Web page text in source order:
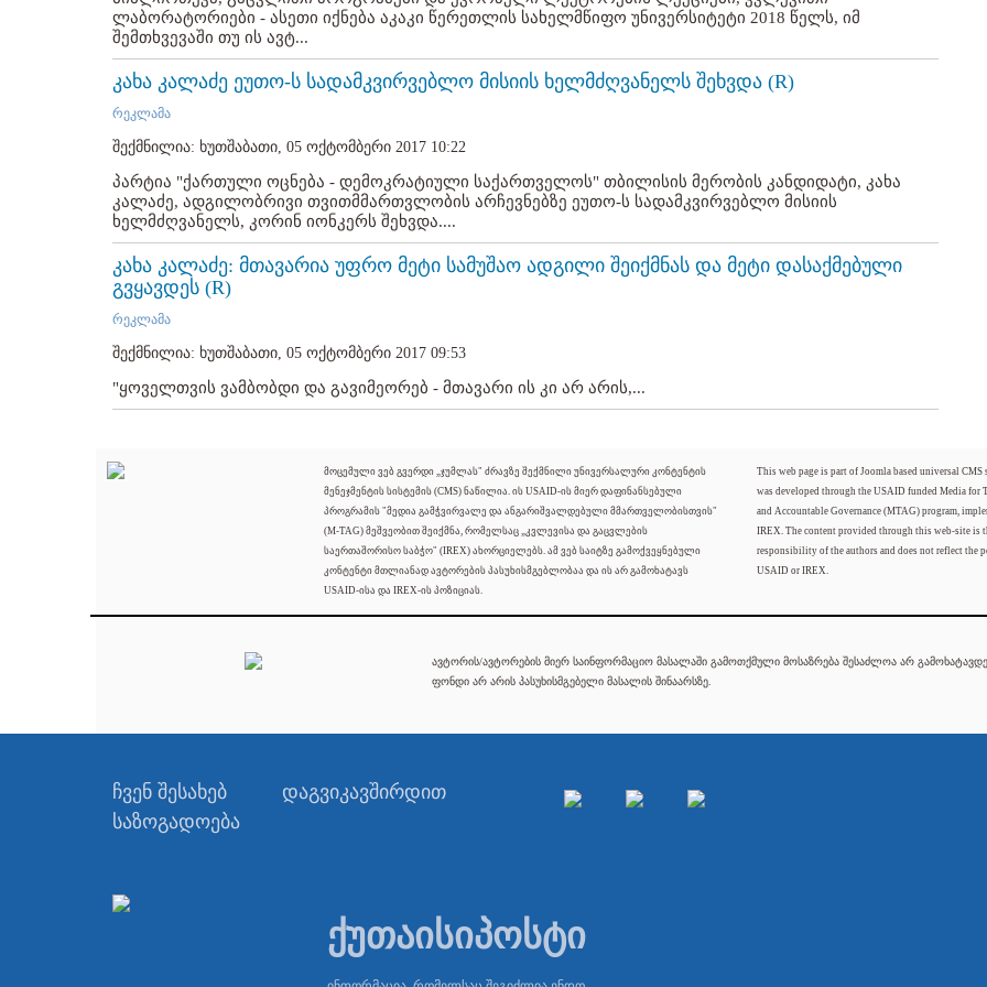
ლაბორატორიები - ასეთი იქნება აკაკი წერეთლის სახელმწიფო უნივერსიტეტი 2018 წელს, იმ
შემთხვევაში თუ ის ავტ...
კახა კალაძე ეუთო-ს სადამკვირვებლო მისიის ხელმძღვანელს შეხვდა (R)
რეკლამა
შექმნილია: ხუთშაბათი, 05 ოქტომბერი 2017 10:22
პარტია "ქართული ოცნება - დემოკრატიული საქართველოს" თბილისის მერობის კანდიდატი, კახა
კალაძე, ადგილობრივი თვითმმართვლობის არჩევნებზე ეუთო-ს სადამკვირვებლო მისიის
ხელმძღვანელს, კორინ იონკერს შეხვდა....
კახა კალაძე: მთავარია უფრო მეტი სამუშაო ადგილი შეიქმნას და მეტი დასაქმებული
გვყავდეს (R)
რეკლამა
შექმნილია: ხუთშაბათი, 05 ოქტომბერი 2017 09:53
"ყოველთვის ვამბობდი და გავიმეორებ - მთავარი ის კი არ არის,...
მოცემული ვებ გვერდი „ჯუმლას" ძრავზე შექმნილი უნივერსალური კონტენტის
მენეჯმენტის სისტემის (CMS) ნაწილია. ის USAID-ის მიერ დაფინანსებული
პროგრამის "მედია გამჭვირვალე და ანგარიშვალდებული მმართველობისთვის"
(M-TAG) მეშვეობით შეიქმნა, რომელსაც „კვლევისა და გაცვლების
საერთაშორისო საბჭო" (IREX) ახორციელებს. ამ ვებ საიტზე გამოქვეყნებული
კონტენტი მთლიანად ავტორების პასუხისმგებლობაა და ის არ გამოხატავს
USAID-ისა და IREX-ის პოზიციას.
This web page is part of Joomla based universal CMS
was developed through the USAID funded Media for
and Accountable Governance (MTAG) program,
IREX. The content provided through this web-site is
responsibility of the authors and does not reflect the
USAID or IREX.
ავტორის/ავტორების მიერ საინფორმაციო მასალაში გამოთქმული მოსაზრება შესაძლოა არ
ფონდი არ არის პასუხისმგებელი მასალის შინაარსზე.
ჩვენ შესახებ
დაგვიკავშირდით
საზოგადოება
ქუთაისიპოსტი